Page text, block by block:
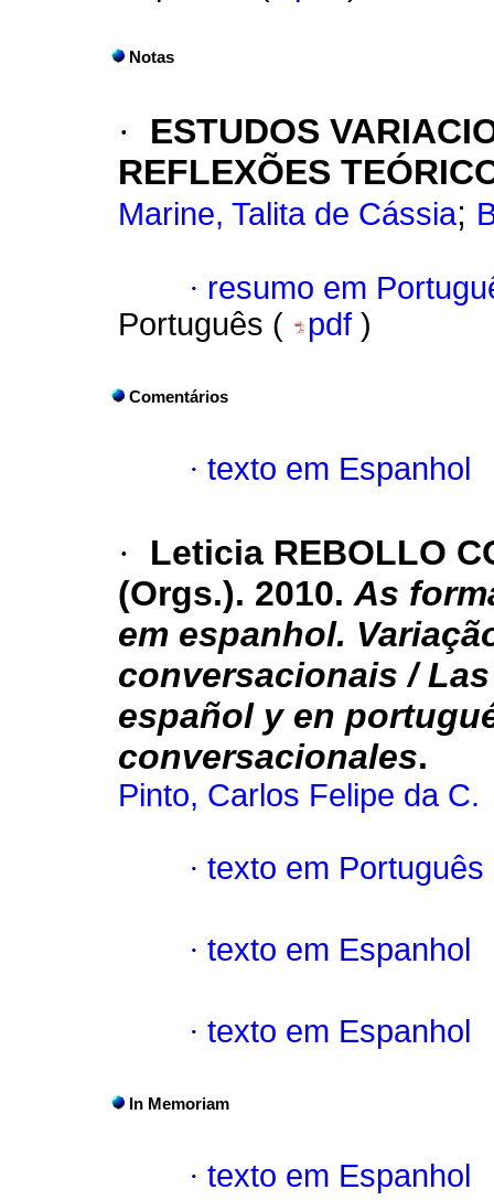
Notas
·
ESTUDOS
REFLEXÕES
Marine, Talita de Cássia;
· resumo em
Português (
pdf )
Comentários
· texto em Espanhol
·
Leticia REBOLLO
(Orgs.). 2010.As
em espanhol.
conversacionais /
español y en
conversacionales.
Pinto, Carlos Felipe da C.
· texto em Português
· texto em Espanhol
· texto em Espanhol
In Memoriam
· texto em Espanhol